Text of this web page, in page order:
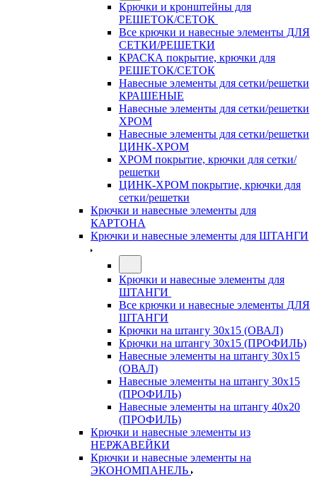
Крючки и кронштейны для
РЕШЕТОК/СЕТОК
Все крючки и навесные элементы ДЛЯ
СЕТКИ/РЕШЕТКИ
КРАСКА покрытие, крючки для
РЕШЕТОК/СЕТОК
Навесные элементы для сетки/решетки
КРАШЕНЫЕ
Навесные элементы для сетки/решетки
ХРОМ
Навесные элементы для сетки/решетки
ЦИНК-ХРОМ
ХРОМ покрытие, крючки для сетки/
решетки
ЦИНК-ХРОМ покрытие, крючки для
сетки/решетки
Крючки и навесные элементы для
КАРТОНА
Крючки и навесные элементы для ШТАНГИ
Крючки и навесные элементы для
ШТАНГИ
Все крючки и навесные элементы ДЛЯ
ШТАНГИ
Крючки на штангу 30х15 (ОВАЛ)
Крючки на штангу 30х15 (ПРОФИЛЬ)
Навесные элементы на штангу 30х15
(ОВАЛ)
Навесные элементы на штангу 30х15
(ПРОФИЛЬ)
Навесные элементы на штангу 40х20
(ПРОФИЛЬ)
Крючки и навесные элементы из
НЕРЖАВЕЙКИ
Крючки и навесные элементы на
ЭКОНОМПАНЕЛЬ